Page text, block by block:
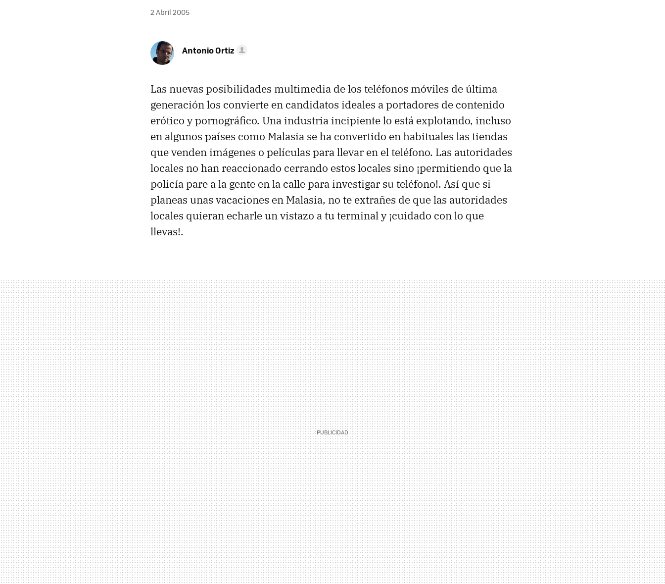
2 Abril 2005
Antonio Ortiz
Las nuevas posibilidades multimedia de los teléfonos móviles de última
generación los convierte en candidatos ideales a portadores de contenido
erótico y pornográfico. Una industria incipiente lo está explotando, incluso
en algunos países como Malasia se ha convertido en habituales las tiendas
que venden imágenes o películas para llevar en el teléfono. Las autoridades
locales no han reaccionado cerrando estos locales sino ¡permitiendo que la
policía pare a la gente en la calle para investigar su teléfono!. Así que si
planeas unas vacaciones en Malasia, no te extrañes de que las autoridades
locales quieran echarle un vistazo a tu terminal y ¡cuidado con lo que
llevas!.